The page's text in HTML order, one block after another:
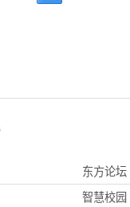
东方论坛
智慧校园